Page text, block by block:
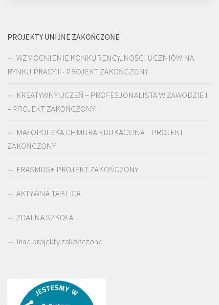
PROJEKTY UNIJNE ZAKOŃCZONE
WZMOCNIENIE KONKURENCYJNOŚCI UCZNIÓW NA
RYNKU PRACY II- PROJEKT ZAKOŃCZONY
KREATYWNY UCZEŃ – PROFESJONALISTA W ZAWODZIE II
– PROJEKT ZAKOŃCZONY
MAŁOPOLSKA CHMURA EDUKACYJNA – PROJEKT
ZAKOŃCZONY
ERASMUS+ PROJEKT ZAKOŃCZONY
AKTYWNA TABLICA
ZDALNA SZKOŁA
Inne projekty zakończone